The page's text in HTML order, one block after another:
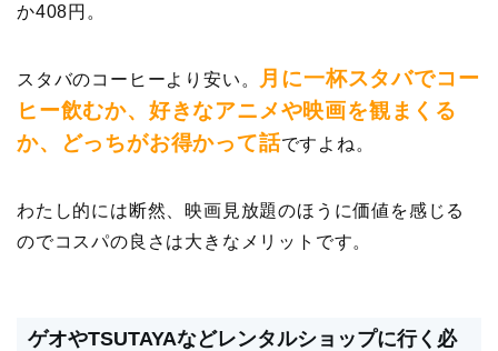
か408円。
スタバのコーヒーより安い。
月に一杯スタバでコー
ヒー飲むか、好きなアニメや映画を観まくる
か、どっちがお得かって話ですよね。
わたし的には断然、映画見放題のほうに価値を感じる
のでコスパの良さは大きなメリットです。
ゲオやTSUTAYAなどレンタルショップに行く必